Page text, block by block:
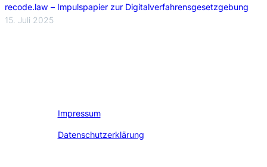
recode.law – Impulspapier zur Digitalverfahrensgesetzgebung
15. Juli 2025
Impressum
Datenschutzerklärung